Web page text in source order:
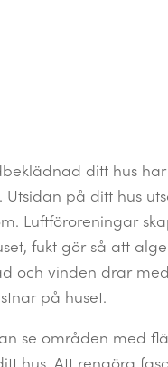
ditt hus
på ditt hus
Luftföroreningar
fukt gör så att
och vinden drar
på huset.
se områden med
hus. Att rengöra